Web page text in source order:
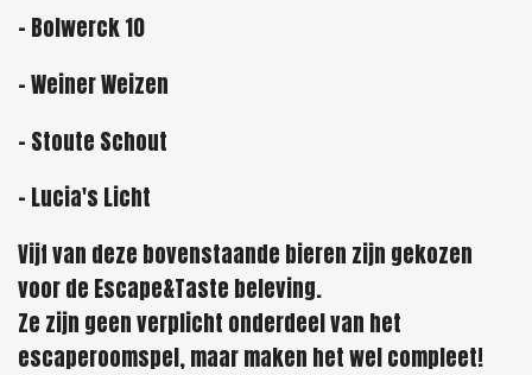
- Bolwerck 10
- Weiner Weizen
- Stoute Schout
- Lucia's Licht
Vijf van deze bovenstaande bieren zijn gekozen
voor de Escape&Taste beleving.
Ze zijn geen verplicht onderdeel van het
escaperoomspel, maar maken het wel compleet!